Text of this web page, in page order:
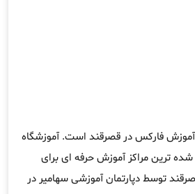
آموزش فارکس در قصرقند است. آموزشگاه
ترین مراکز آموزش حرفه ای برای
توسط دپارتمان آموزشی سهامیر در